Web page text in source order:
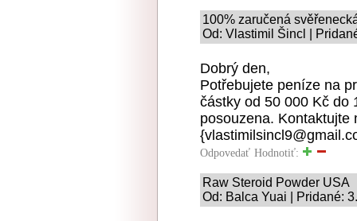
100% zaručená
Od: Vlastimil Šincl |
Dobrý den,
Potřebujete peníze na
částky od 50 000 Kč do
posouzena. Kontaktujte
Odpovedať Hodnotiť:
Raw Steroid Powder USA
Od: Balca Yuai | Pridané: